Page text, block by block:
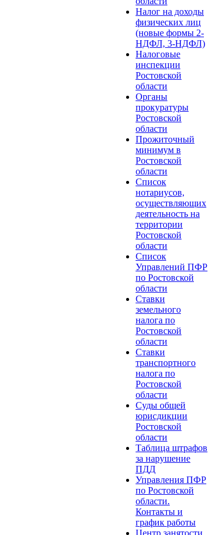
Налог на доходы
физических лиц
(новые формы 2-
НДФЛ, 3-НДФЛ)
Налоговые
инспекции
Ростовской
области
Органы
прокуратуры
Ростовской
области
Прожиточный
минимум в
Ростовской
области
Список
нотариусов,
осуществляющих
деятельность на
территории
Ростовской
области
Список
Управлений ПФР
по Ростовской
области
Ставки
земельного
налога по
Ростовской
области
Ставки
транспортного
налога по
Ростовской
области
Суды общей
юрисдикции
Ростовской
области
Таблица штрафов
за нарушение
ПДД
Управления ПФР
по Ростовской
области.
Контакты и
график работы
Центр занятости